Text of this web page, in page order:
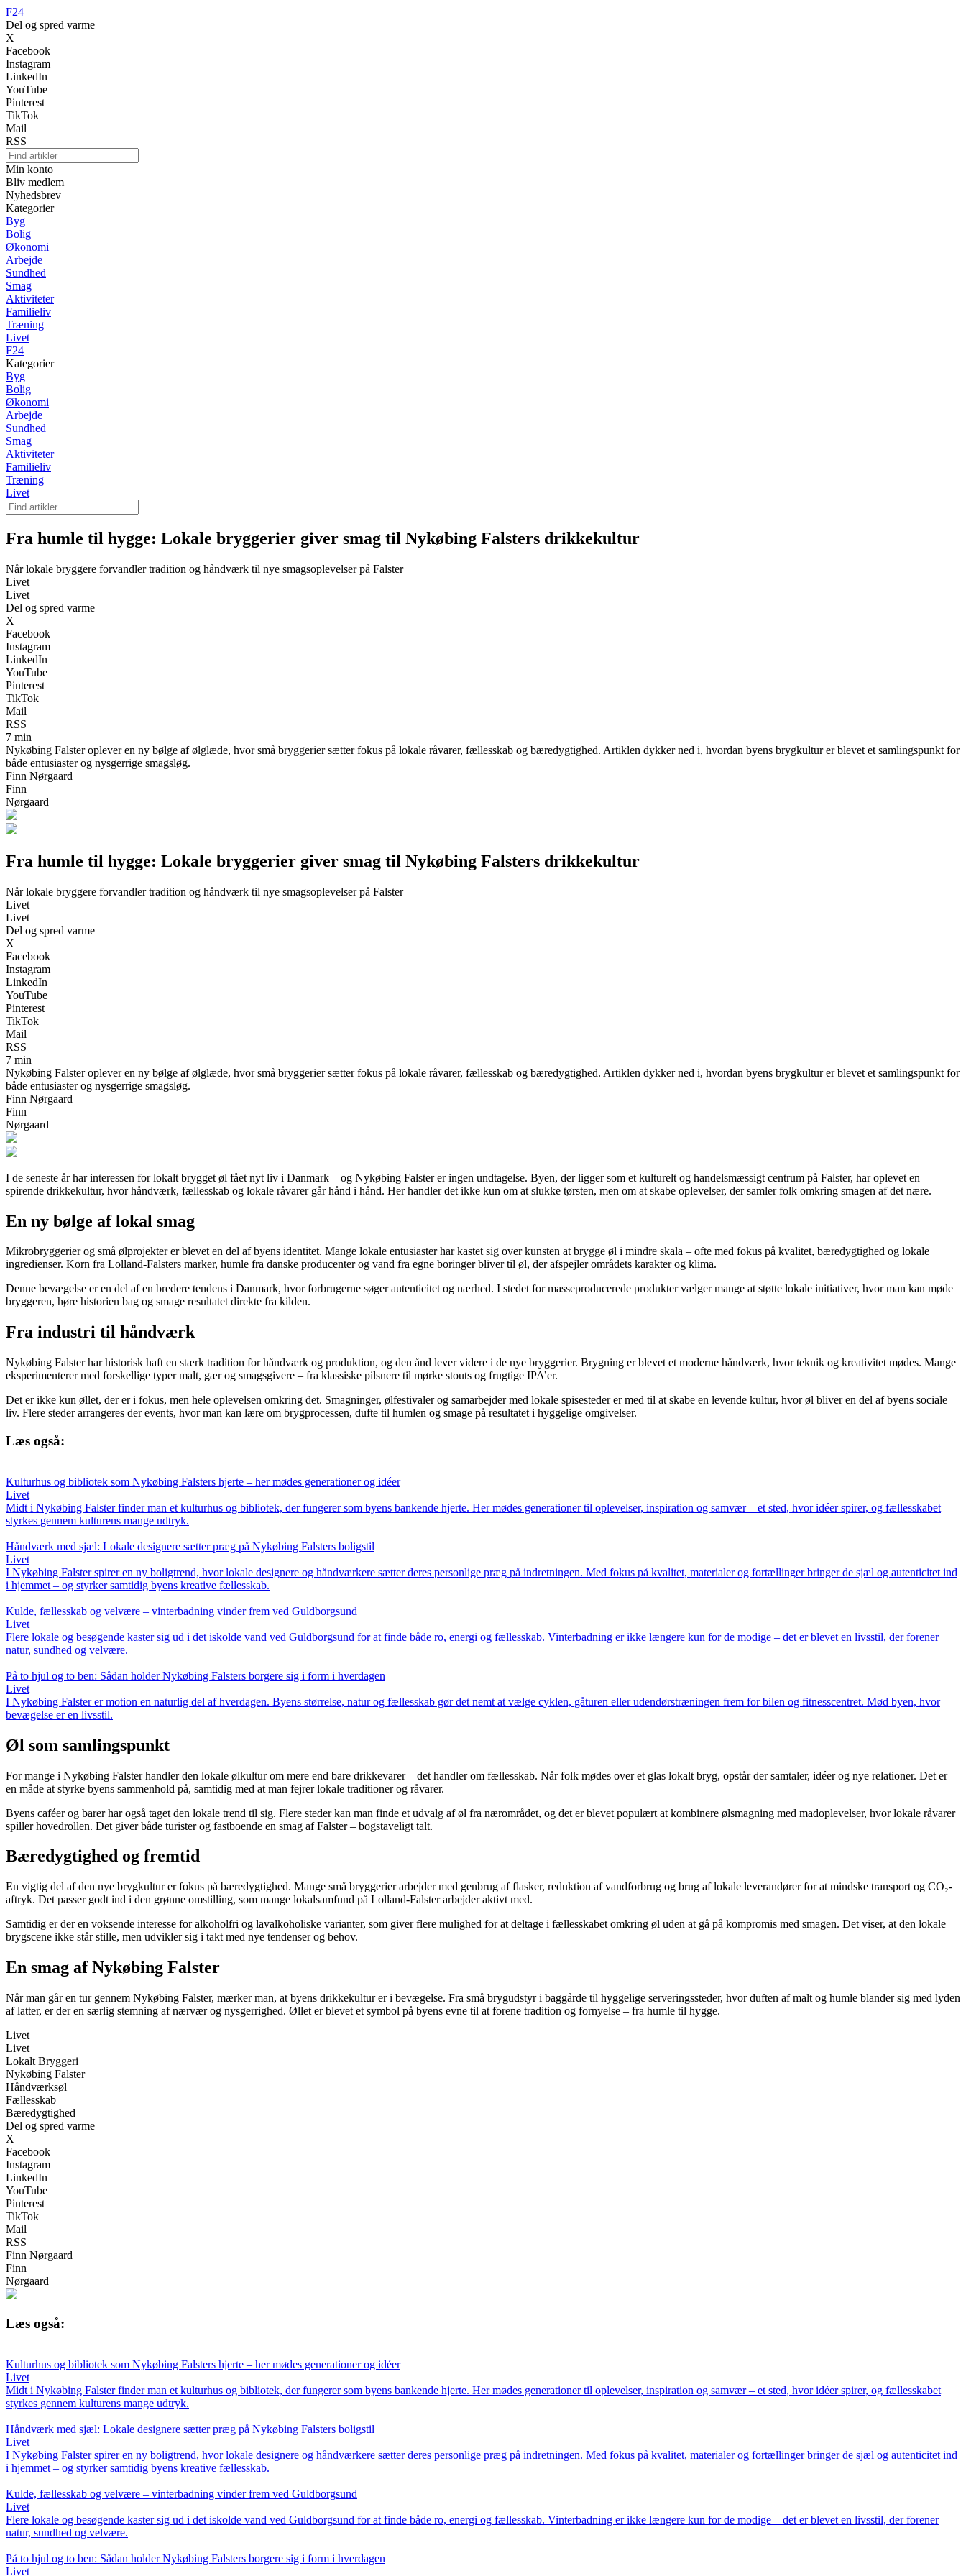
F24
Del og spred varme
X
Facebook
Instagram
LinkedIn
YouTube
Pinterest
TikTok
Mail
RSS
Min konto
Bliv medlem
Nyhedsbrev
Kategorier
Byg
Bolig
Økonomi
Arbejde
Sundhed
Smag
Aktiviteter
Familieliv
Træning
Livet
F24
Kategorier
Byg
Bolig
Økonomi
Arbejde
Sundhed
Smag
Aktiviteter
Familieliv
Træning
Livet
Fra humle til hygge: Lokale bryggerier giver smag til Nykøbing Falsters drikkekultur
Når lokale bryggere forvandler tradition og håndværk til nye smagsoplevelser på Falster
Livet
Livet
Del og spred varme
X
Facebook
Instagram
LinkedIn
YouTube
Pinterest
TikTok
Mail
RSS
7 min
Nykøbing Falster oplever en ny bølge af ølglæde, hvor små bryggerier sætter fokus på lokale råvarer, fællesskab og bæredygtighed. Artiklen dykker ned i, hvordan byens brygkultur er blevet et samlingspunkt for
både entusiaster og nysgerrige smagsløg.
Finn Nørgaard
Finn
Nørgaard
Fra humle til hygge: Lokale bryggerier giver smag til Nykøbing Falsters drikkekultur
Når lokale bryggere forvandler tradition og håndværk til nye smagsoplevelser på Falster
Livet
Livet
Del og spred varme
X
Facebook
Instagram
LinkedIn
YouTube
Pinterest
TikTok
Mail
RSS
7 min
Nykøbing Falster oplever en ny bølge af ølglæde, hvor små bryggerier sætter fokus på lokale råvarer, fællesskab og bæredygtighed. Artiklen dykker ned i, hvordan byens brygkultur er blevet et samlingspunkt for
både entusiaster og nysgerrige smagsløg.
Finn Nørgaard
Finn
Nørgaard
I de seneste år har interessen for lokalt brygget øl fået nyt liv i Danmark – og Nykøbing Falster er ingen undtagelse. Byen, der ligger som et kulturelt og handelsmæssigt centrum på Falster, har oplevet en
spirende drikkekultur, hvor håndværk, fællesskab og lokale råvarer går hånd i hånd. Her handler det ikke kun om at slukke tørsten, men om at skabe oplevelser, der samler folk omkring smagen af det nære.
En ny bølge af lokal smag
Mikrobryggerier og små ølprojekter er blevet en del af byens identitet. Mange lokale entusiaster har kastet sig over kunsten at brygge øl i mindre skala – ofte med fokus på kvalitet, bæredygtighed og lokale
ingredienser. Korn fra Lolland-Falsters marker, humle fra danske producenter og vand fra egne boringer bliver til øl, der afspejler områdets karakter og klima.
Denne bevægelse er en del af en bredere tendens i Danmark, hvor forbrugerne søger autenticitet og nærhed. I stedet for masseproducerede produkter vælger mange at støtte lokale initiativer, hvor man kan møde
bryggeren, høre historien bag og smage resultatet direkte fra kilden.
Fra industri til håndværk
Nykøbing Falster har historisk haft en stærk tradition for håndværk og produktion, og den ånd lever videre i de nye bryggerier. Brygning er blevet et moderne håndværk, hvor teknik og kreativitet mødes. Mange
eksperimenterer med forskellige typer malt, gær og smagsgivere – fra klassiske pilsnere til mørke stouts og frugtige IPA’er.
Det er ikke kun øllet, der er i fokus, men hele oplevelsen omkring det. Smagninger, ølfestivaler og samarbejder med lokale spisesteder er med til at skabe en levende kultur, hvor øl bliver en del af byens sociale
liv. Flere steder arrangeres der events, hvor man kan lære om brygprocessen, dufte til humlen og smage på resultatet i hyggelige omgivelser.
Læs også:
Kulturhus og bibliotek som Nykøbing Falsters hjerte – her mødes generationer og idéer
Livet
Midt i Nykøbing Falster finder man et kulturhus og bibliotek, der fungerer som byens bankende hjerte. Her mødes generationer til oplevelser, inspiration og samvær – et sted, hvor idéer spirer, og fællesskabet
styrkes gennem kulturens mange udtryk.
Håndværk med sjæl: Lokale designere sætter præg på Nykøbing Falsters boligstil
Livet
I Nykøbing Falster spirer en ny boligtrend, hvor lokale designere og håndværkere sætter deres personlige præg på indretningen. Med fokus på kvalitet, materialer og fortællinger bringer de sjæl og autenticitet ind
i hjemmet – og styrker samtidig byens kreative fællesskab.
Kulde, fællesskab og velvære – vinterbadning vinder frem ved Guldborgsund
Livet
Flere lokale og besøgende kaster sig ud i det iskolde vand ved Guldborgsund for at finde både ro, energi og fællesskab. Vinterbadning er ikke længere kun for de modige – det er blevet en livsstil, der forener
natur, sundhed og velvære.
På to hjul og to ben: Sådan holder Nykøbing Falsters borgere sig i form i hverdagen
Livet
I Nykøbing Falster er motion en naturlig del af hverdagen. Byens størrelse, natur og fællesskab gør det nemt at vælge cyklen, gåturen eller udendørstræningen frem for bilen og fitnesscentret. Mød byen, hvor
bevægelse er en livsstil.
Øl som samlingspunkt
For mange i Nykøbing Falster handler den lokale ølkultur om mere end bare drikkevarer – det handler om fællesskab. Når folk mødes over et glas lokalt bryg, opstår der samtaler, idéer og nye relationer. Det er
en måde at styrke byens sammenhold på, samtidig med at man fejrer lokale traditioner og råvarer.
Byens caféer og barer har også taget den lokale trend til sig. Flere steder kan man finde et udvalg af øl fra nærområdet, og det er blevet populært at kombinere ølsmagning med madoplevelser, hvor lokale råvarer
spiller hovedrollen. Det giver både turister og fastboende en smag af Falster – bogstaveligt talt.
Bæredygtighed og fremtid
En vigtig del af den nye brygkultur er fokus på bæredygtighed. Mange små bryggerier arbejder med genbrug af flasker, reduktion af vandforbrug og brug af lokale leverandører for at mindske transport og CO₂-
aftryk. Det passer godt ind i den grønne omstilling, som mange lokalsamfund på Lolland-Falster arbejder aktivt med.
Samtidig er der en voksende interesse for alkoholfri og lavalkoholiske varianter, som giver flere mulighed for at deltage i fællesskabet omkring øl uden at gå på kompromis med smagen. Det viser, at den lokale
brygscene ikke står stille, men udvikler sig i takt med nye tendenser og behov.
En smag af Nykøbing Falster
Når man går en tur gennem Nykøbing Falster, mærker man, at byens drikkekultur er i bevægelse. Fra små brygudstyr i baggårde til hyggelige serveringssteder, hvor duften af malt og humle blander sig med lyden
af latter, er der en særlig stemning af nærvær og nysgerrighed. Øllet er blevet et symbol på byens evne til at forene tradition og fornyelse – fra humle til hygge.
Livet
Livet
Lokalt Bryggeri
Nykøbing Falster
Håndværksøl
Fællesskab
Bæredygtighed
Del og spred varme
X
Facebook
Instagram
LinkedIn
YouTube
Pinterest
TikTok
Mail
RSS
Finn Nørgaard
Finn
Nørgaard
Læs også:
Kulturhus og bibliotek som Nykøbing Falsters hjerte – her mødes generationer og idéer
Livet
Midt i Nykøbing Falster finder man et kulturhus og bibliotek, der fungerer som byens bankende hjerte. Her mødes generationer til oplevelser, inspiration og samvær – et sted, hvor idéer spirer, og fællesskabet
styrkes gennem kulturens mange udtryk.
Håndværk med sjæl: Lokale designere sætter præg på Nykøbing Falsters boligstil
Livet
I Nykøbing Falster spirer en ny boligtrend, hvor lokale designere og håndværkere sætter deres personlige præg på indretningen. Med fokus på kvalitet, materialer og fortællinger bringer de sjæl og autenticitet ind
i hjemmet – og styrker samtidig byens kreative fællesskab.
Kulde, fællesskab og velvære – vinterbadning vinder frem ved Guldborgsund
Livet
Flere lokale og besøgende kaster sig ud i det iskolde vand ved Guldborgsund for at finde både ro, energi og fællesskab. Vinterbadning er ikke længere kun for de modige – det er blevet en livsstil, der forener
natur, sundhed og velvære.
På to hjul og to ben: Sådan holder Nykøbing Falsters borgere sig i form i hverdagen
Livet